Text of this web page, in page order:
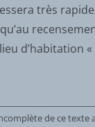
très
d’habitation
de ce texte